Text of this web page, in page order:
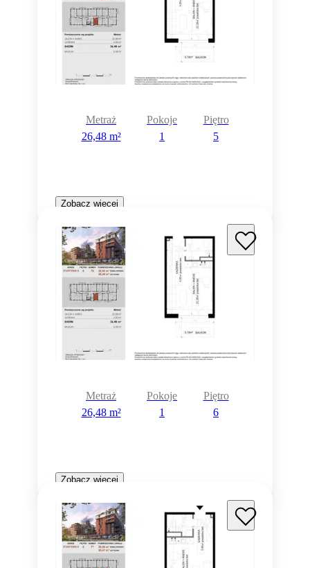
Metraż
26,48 m²
Pokoje
1
Piętro
5
Zobacz więcej
Metraż
26,48 m²
Pokoje
1
Piętro
6
Zobacz więcej